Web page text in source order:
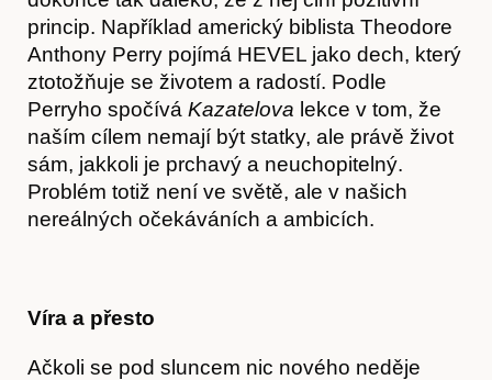
Kontakt
princip. Například americký biblista Theodore
Anthony Perry pojímá HEVEL jako dech, který
ztotožňuje se životem a radostí. Podle
Perryho spočívá Kazatelova lekce v tom, že
naším cílem nemají být statky, ale právě život
sám, jakkoli je prchavý a neuchopitelný.
Problém totiž není ve světě, ale v našich
nereálných očekáváních a ambicích.
Víra a přesto
Ačkoli se pod sluncem nic nového neděje